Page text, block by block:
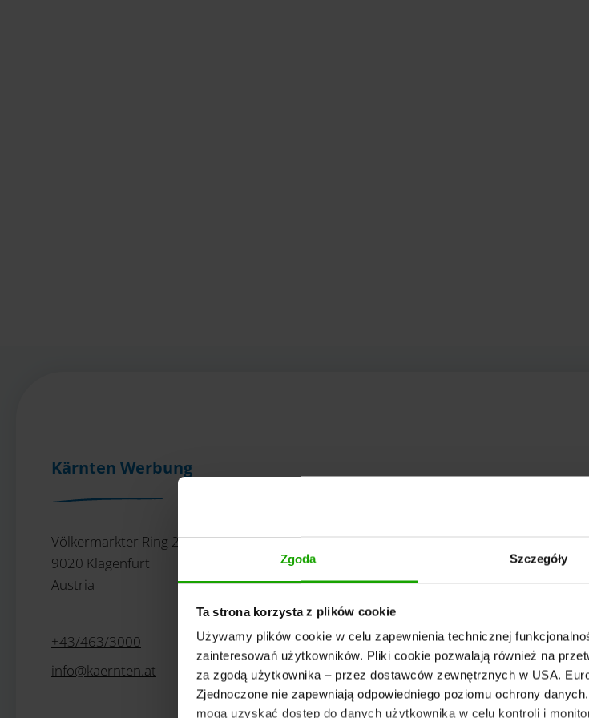
Zgoda Szczegóły
Ta strona korzysta z plików cookie
Używamy plików cookie w celu zapewnienia technicznej
zainteresowań użytkowników. Pliki cookie pozwalają również na
za zgodą użytkownika – przez dostawców zewnętrznych w USA.
Zjednoczone nie zapewniają odpowiedniego poziomu ochrony
mogą uzyskać dostęp do danych użytkownika w celu kontroli i
Kärnten Werbung
Völkermarkter Ring 21 - 23
9020 Klagenfurt
Austria
+43/463/3000
info@kaernten at